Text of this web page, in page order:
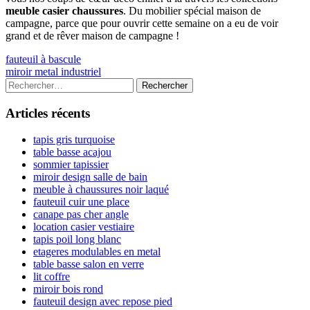
meuble casier chaussures. Du mobilier spécial maison de
campagne, parce que pour ouvrir cette semaine on a eu de voir
grand et de rêver maison de campagne !
Navigation
de
l’article
Previous
article:
fauteuil à bascule
Next
article:
miroir metal industriel
Colonne
latérale
principale
Rechercher :
Articles récents
tapis gris turquoise
table basse acajou
sommier tapissier
miroir design salle de bain
meuble à chaussures noir laqué
fauteuil cuir une place
canape pas cher angle
location casier vestiaire
tapis poil long blanc
etageres modulables en metal
table basse salon en verre
lit coffre
miroir bois rond
fauteuil design avec repose pied